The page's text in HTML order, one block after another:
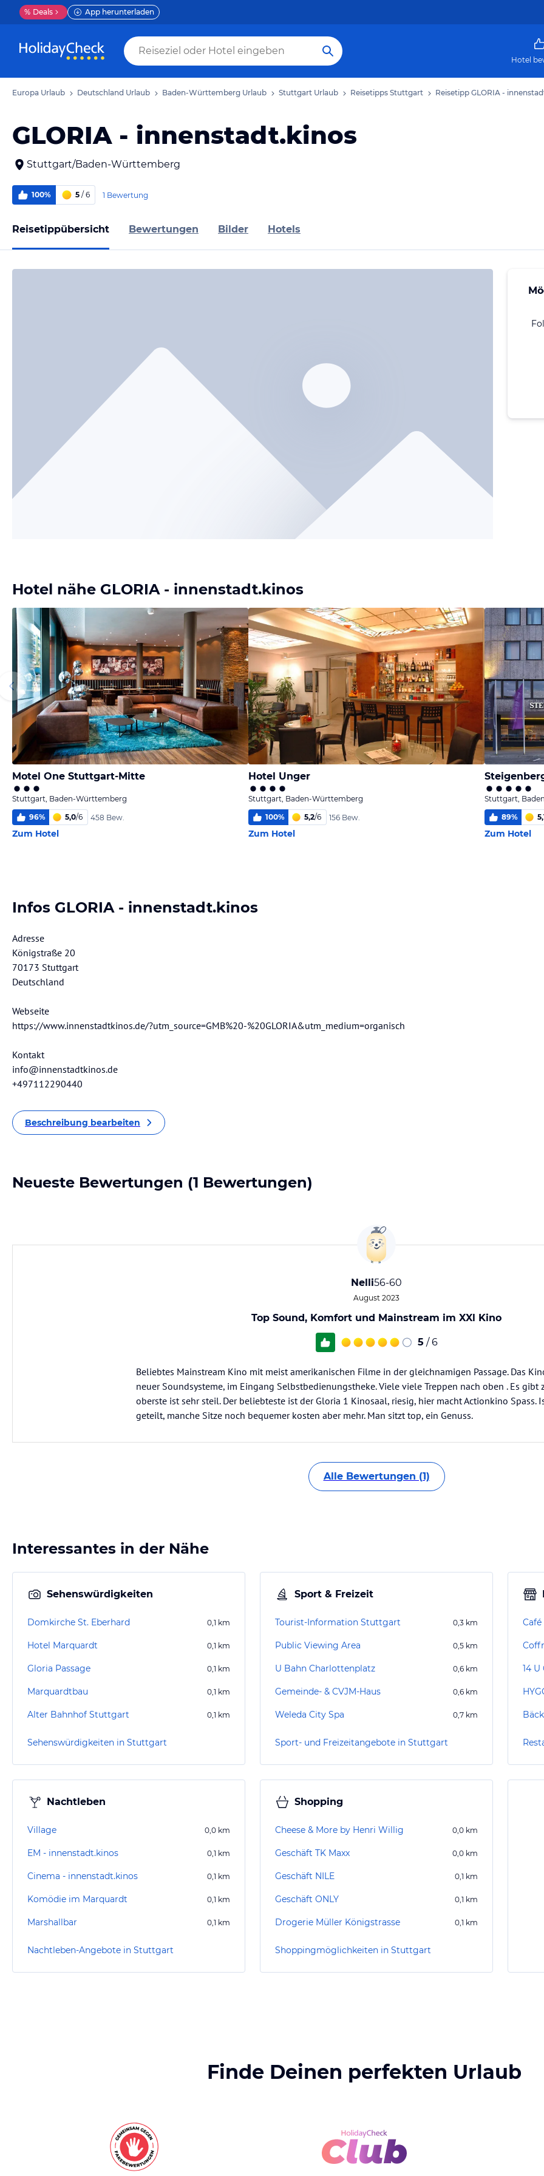
% Deals App herunterladen
Hotel
Europa Urlaub Deutschland Urlaub Baden-Württemberg Urlaub Stuttgart Urlaub Reisetipps Stuttgart Reisetipp GLORIA -
GLORIA - innenstadt.kinos
Stuttgart/Baden-Württemberg
100% 5 / 6 1 Bewertung
Reisetippübersicht Bewertungen Bilder Hotels
Hotel nähe GLORIA - innenstadt.kinos
Motel One Stuttgart-Mitte
Stuttgart, Baden-Württemberg
96% 5,0/6 458 Bew.
Zum Hotel
Hotel Unger
Stuttgart, Baden-Württemberg
100% 5,2/6 156 Bew.
Zum Hotel
Stuttgart,
89%
Zum Hotel
Infos GLORIA - innenstadt.kinos
Adresse
Königstraße 20
70173 Stuttgart
Deutschland
Webseite
https://www.innenstadtkinos.de/?utm_source=GMB%20-%20GLORIA&utm_medium=organisch
Kontakt
info@innenstadtkinos.de
+497112290440
Beschreibung bearbeiten
Neueste Bewertungen (1 Bewertungen)
Nelli56-60
August 2023
Top Sound, Komfort und Mainstream im XXl Kino
5 / 6
Beliebtes Mainstream Kino mit meist amerikanischen Filme in der gleichnamigen Passage. Das
neuer Soundsysteme, im Eingang Selbstbedienungstheke. Viele viele Treppen nach oben . Es gibt
oberste ist sehr steil. Der beliebteste ist der Gloria 1 Kinosaal, riesig, hier macht Actionkino Spass.
geteilt, manche Sitze noch bequemer kosten aber mehr. Man sitzt top, ein Genuss.
Alle Bewertungen (1)
Interessantes in der Nähe
Sehenswürdigkeiten
Domkirche St. Eberhard 0,1 km
Hotel Marquardt 0,1 km
Gloria Passage 0,1 km
Marquardtbau 0,1 km
Alter Bahnhof Stuttgart 0,1 km
Sehenswürdigkeiten in Stuttgart
Sport & Freizeit
Tourist-Information Stuttgart 0,3 km
Public Viewing Area 0,5 km
U Bahn Charlottenplatz 0,6 km
Gemeinde- & CVJM-Haus 0,6 km
Weleda City Spa 0,7 km
Sport- und Freizeitangebote in Stuttgart
14 U
Nachtleben
Village 0,0 km
EM - innenstadt.kinos 0,1 km
Cinema - innenstadt.kinos 0,1 km
Komödie im Marquardt 0,1 km
Marshallbar 0,1 km
Nachtleben-Angebote in Stuttgart
Shopping
Cheese & More by Henri Willig 0,0 km
Geschäft TK Maxx 0,0 km
Geschäft NILE 0,1 km
Geschäft ONLY 0,1 km
Drogerie Müller Königstrasse 0,1 km
Shoppingmöglichkeiten in Stuttgart
Finde Deinen perfekten Urlaub